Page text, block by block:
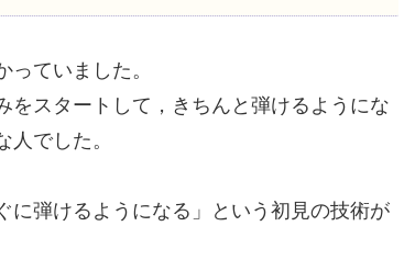
ていました。
スタートして，きちんと弾けるようにな
でした。
に弾けるようになる」という初見の技術が